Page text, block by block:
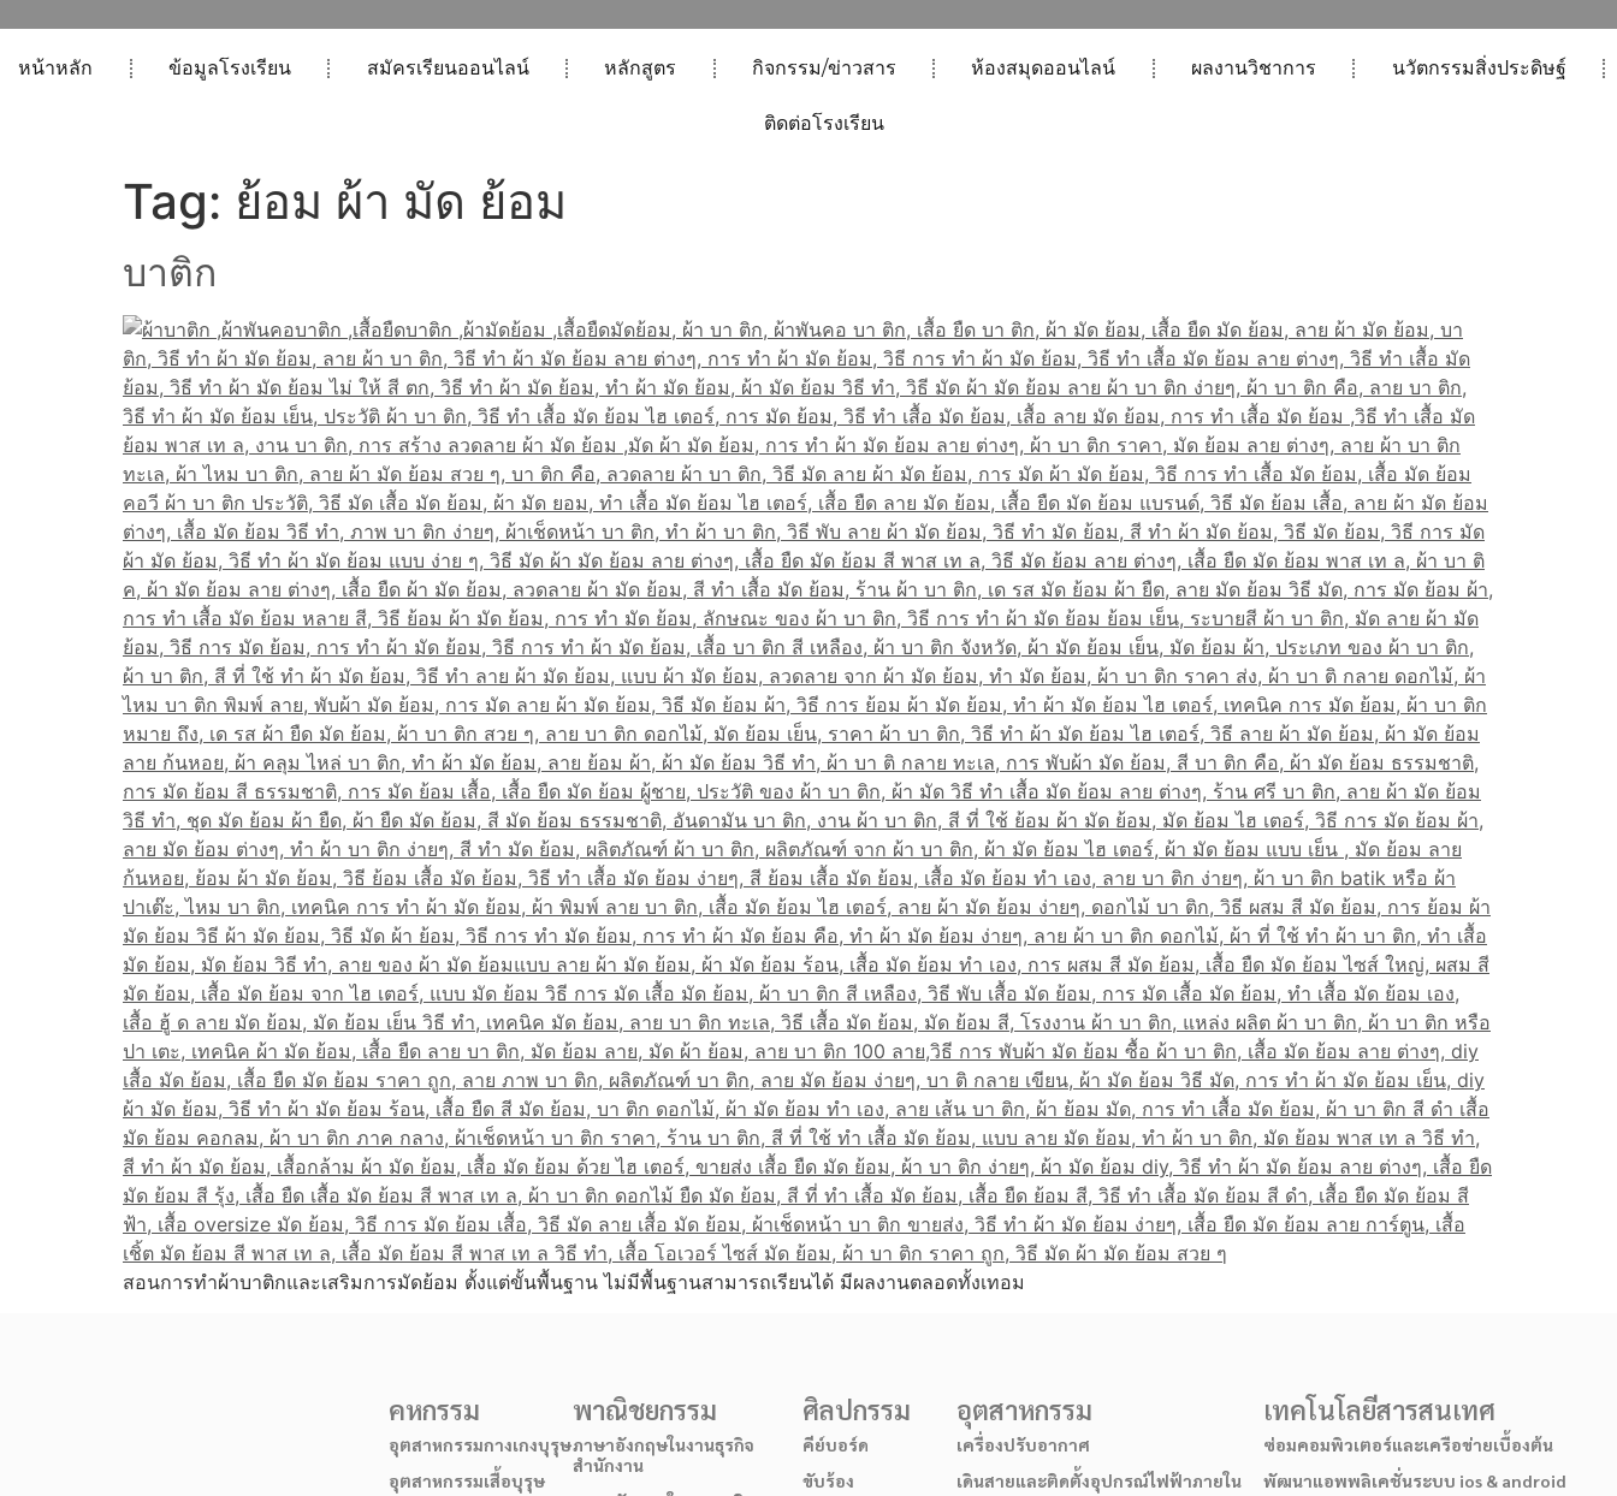
หน้าหลัก ข้อมูลโรงเรียน สมัครเรียนออนไลน์ หลักสูตร กิจกรรม/ข่าวสาร ห้องสมุดออนไลน์ ผลงานวิชาการ นวัตกรรมสิ่งประดิษฐ์
ติดต่อโรงเรียน
Tag: ย้อม ผ้า มัด ย้อม
บาติก
สอนการทำผ้าบาติกและเสริมการมัดย้อม ตั้งแต่ขั้นพื้นฐาน ไม่มีพื้นฐานสามารถเรียนได้ มีผลงานตลอดทั้งเทอม
คหกรรม
อุตสาหกรรมกางเกงบุรุษ
อุตสาหกรรมเสื้อบุรุษ
พาณิชยกรรม
ภาษาอังกฤษในงานธุรกิจ
สำนักงาน
ศิลปกรรม
คีย์บอร์ด
ขับร้อง
อุตสาหกรรม
เครื่องปรับอากาศ
เดินสายและติดตั้งอุปกรณ์ไฟฟ้าภายใน
เทคโนโลยีสารสนเทศ
ซ่อมคอมพิวเตอร์และเครือข่ายเบื้องต้น
พัฒนาแอพพลิเคชั่นระบบ ios & android